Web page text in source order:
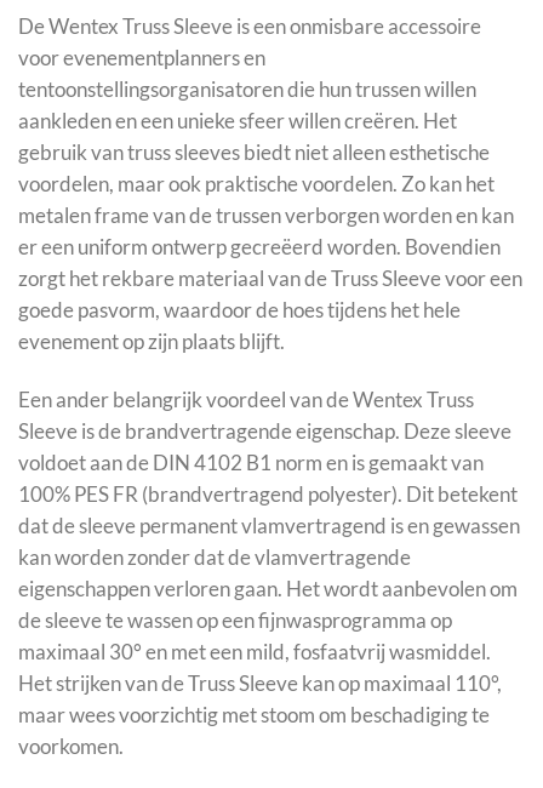
De Wentex Truss Sleeve is een onmisbare accessoire
voor evenementplanners en
tentoonstellingsorganisatoren die hun trussen willen
aankleden en een unieke sfeer willen creëren. Het
gebruik van truss sleeves biedt niet alleen esthetische
voordelen, maar ook praktische voordelen. Zo kan het
metalen frame van de trussen verborgen worden en kan
er een uniform ontwerp gecreëerd worden. Bovendien
zorgt het rekbare materiaal van de Truss Sleeve voor een
goede pasvorm, waardoor de hoes tijdens het hele
evenement op zijn plaats blijft.
Een ander belangrijk voordeel van de Wentex Truss
Sleeve is de brandvertragende eigenschap. Deze sleeve
voldoet aan de DIN 4102 B1 norm en is gemaakt van
100% PES FR (brandvertragend polyester). Dit betekent
dat de sleeve permanent vlamvertragend is en gewassen
kan worden zonder dat de vlamvertragende
eigenschappen verloren gaan. Het wordt aanbevolen om
de sleeve te wassen op een fijnwasprogramma op
maximaal 30° en met een mild, fosfaatvrij wasmiddel.
Het strijken van de Truss Sleeve kan op maximaal 110°,
maar wees voorzichtig met stoom om beschadiging te
voorkomen.